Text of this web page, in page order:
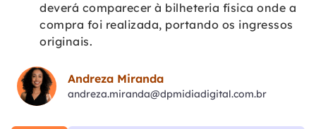
deverá comparecer à bilheteria física onde a
compra foi realizada, portando os ingressos
originais.
Andreza Miranda
andreza.miranda@dpmidiadigital.com.br